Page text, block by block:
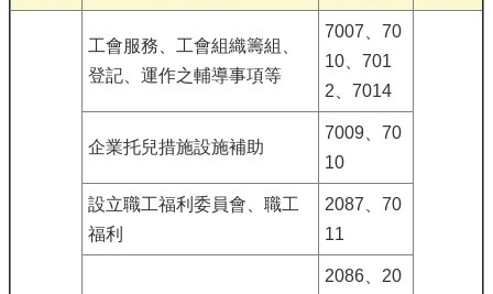
工會服務、工會組織籌組、
登記、運作之輔導事項等
7007、70
10、701
2、7014
企業托兒措施設施補助
7009、70
10
設立職工福利委員會、職工
福利
2087、70
11
2086、20